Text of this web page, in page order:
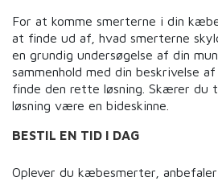
For at komme smerterne i din
at finde ud af, hvad smerterne
en grundig undersøgelse af din
sammenhold med din beskrivelse
finde den rette løsning. Skærer du
løsning være en bideskinne.
BESTIL EN TID I DAG
Oplever du kæbesmerter,